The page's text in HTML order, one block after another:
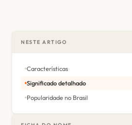
NESTE ARTIGO
Características
Significado detalhado
Popularidade no Brasil